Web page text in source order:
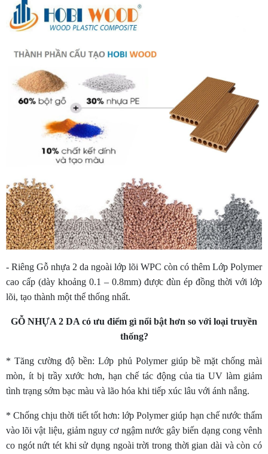
- Riêng Gỗ nhựa 2 da ngoài lớp lõi WPC còn có thêm Lớp Polymer
cao cấp (dày khoảng 0.1 – 0.8mm) được đùn ép đồng thời với lớp
lõi, tạo thành một thể thống nhất.
GỖ NHỰA 2 DA có ưu điểm gì nổi bật hơn so với loại truyền
thống?
* Tăng cường độ bền: Lớp phủ Polymer giúp bề mặt chống mài
mòn, ít bị trầy xước hơn, hạn chế tác động của tia UV làm giảm
tình trạng sớm bạc màu và lão hóa khi tiếp xúc lâu với ánh nắng.
* Chống chịu thời tiết tốt hơn: lớp Polymer giúp hạn chế nước thấm
vào lõi vật liệu, giảm nguy cơ ngậm nước gây biến dạng cong vênh
co ngót nứt tét khi sử dụng ngoài trời trong thời gian dài và còn có